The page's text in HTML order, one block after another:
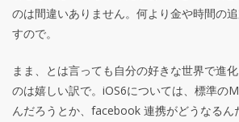
のは間違いありません。何より金や時間の
すので。
まま、とは言っても自分の好きな世界で進
のは嬉しい訳で。iOS6については、標準の
んだろうとか、facebook 連携がどうなるん